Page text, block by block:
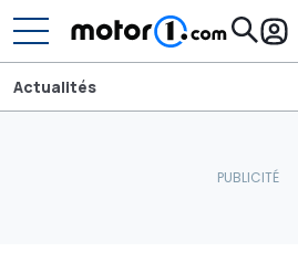
Actualités